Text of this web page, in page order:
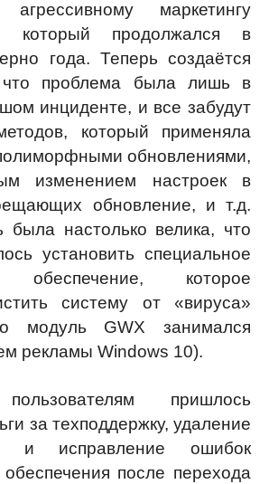
маркетингу
который продолжался в
года. Теперь создаётся
что проблема была лишь в
инциденте, и все забудут
который применяла
обновлениями,
изменением настроек в
обновление, и т.д.
была настолько велика, что
установить специальное
обеспечение, которое
систему от «вируса»
модуль GWX занимался
рекламы Windows 10).
пришлось
за техподдержку, удаление
и исправление ошибок
обеспечения после перехода